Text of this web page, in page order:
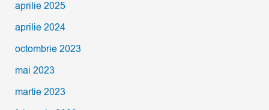
aprilie 2025
aprilie 2024
octombrie 2023
mai 2023
martie 2023